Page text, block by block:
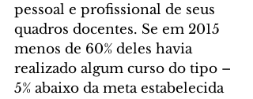
pessoal e profissional de seus
quadros docentes. Se em 2015
menos de 60% deles havia
realizado algum curso do tipo –
5% abaixo da meta estabelecida